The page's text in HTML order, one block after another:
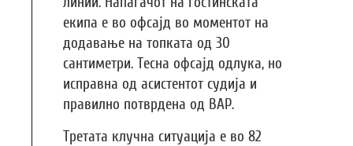
екипа е во офсајд во моментот на
додавање на топката од 30
сантиметри. Тесна офсајд одлука, но
исправна од асистентот судија и
правилно потврдена од ВАР.
Третата клучна ситуација е во 82